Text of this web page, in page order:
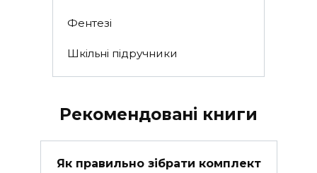
Фентезі
Шкільні підручники
Рекомендовані книги
Як правильно зібрати комплект